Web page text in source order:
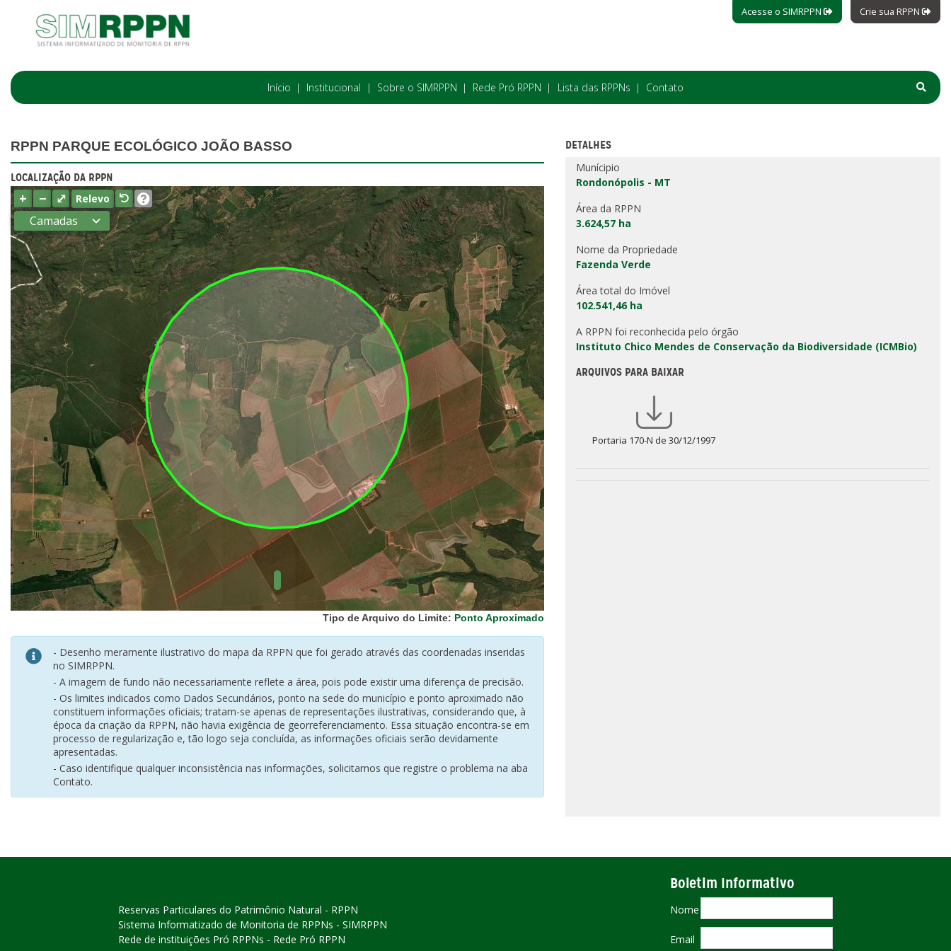
Acesse o SIMRPPN Crie sua RPPN
Início Institucional Sobre o SIMRPPN Rede Pró RPPN Lista das RPPNs Contato
RPPN PARQUE ECOLÓGICO JOÃO BASSO
LOCALIZAÇÃO DA RPPN
+ − ⤢ Relevo
Camadas
Estados
Municípios
Terras
indígenas
(FUNAI)
UC Federal
UC Estaduais
UC
Municipais
Hidrografia
1:1.000.000
(ANA)
Biomas
(IBGE)
Vegetação
(IBGE)
Rodovias
(IBGE)
Relevo
(IBGE)
Tipo de Arquivo do Limite: Ponto Aproximado
- Desenho meramente ilustrativo do mapa da RPPN que foi gerado através das coordenadas inseridas
no SIMRPPN.
- A imagem de fundo não necessariamente reflete a área, pois pode existir uma diferença de precisão.
- Os limites indicados como Dados Secundários, ponto na sede do município e ponto aproximado não
constituem informações oficiais; tratam-se apenas de representações ilustrativas, considerando que, à
época da criação da RPPN, não havia exigência de georreferenciamento. Essa situação encontra-se em
processo de regularização e, tão logo seja concluída, as informações oficiais serão devidamente
apresentadas.
- Caso identifique qualquer inconsistência nas informações, solicitamos que registre o problema na aba
Contato.
DETALHES
Munícipio
Rondonópolis - MT
Área da RPPN
3.624,57 ha
Nome da Propriedade
Fazenda Verde
Área total do Imóvel
102.541,46 ha
A RPPN foi reconhecida pelo órgão
Instituto Chico Mendes de Conservação da Biodiversidade (ICMBio)
ARQUIVOS PARA BAIXAR
Portaria 170-N de 30/12/1997
Reservas Particulares do Patrimônio Natural - RPPN
Sistema Informatizado de Monitoria de RPPNs - SIMRPPN
Rede de instituições Pró RPPNs - Rede Pró RPPN
Boletim Informativo
Nome
Email